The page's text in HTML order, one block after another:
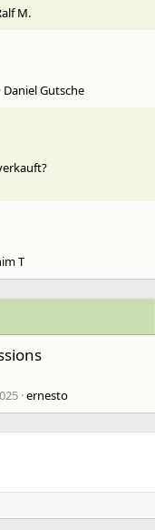
M.
Daniel Gutsche
T
ernesto